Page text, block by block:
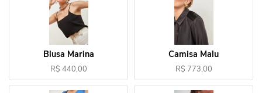
Blusa Marina
R$ 440,00
Camisa Malu
R$ 773,00